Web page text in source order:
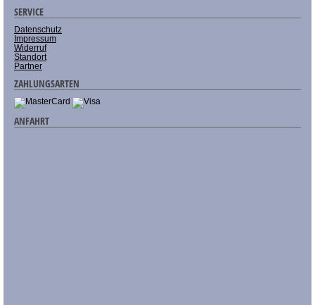
SERVICE
Datenschutz
Impressum
Widerruf
Standort
Partner
ZAHLUNGSARTEN
ANFAHRT